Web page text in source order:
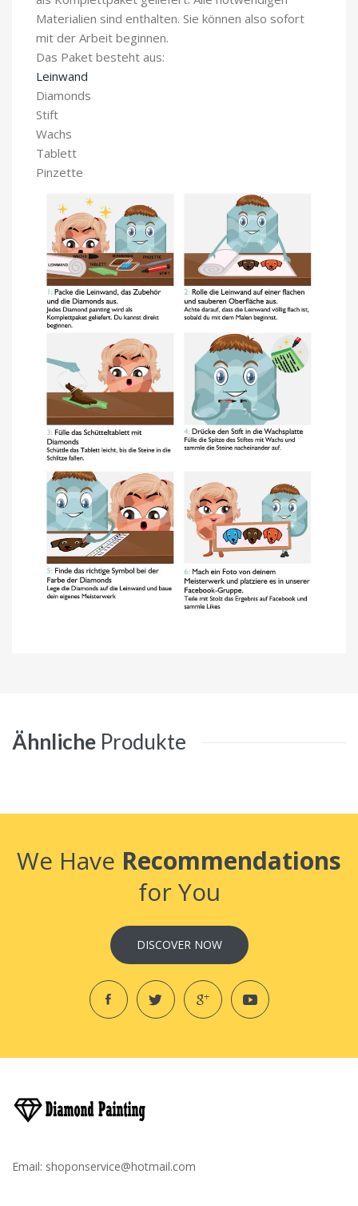
Materialien sind enthalten. Sie können also sofort
mit der Arbeit beginnen.
Das Paket besteht aus:
Leinwand
Diamonds
Stift
Wachs
Tablett
Pinzette
Ähnliche Produkte
We Have Recommendations
for You
DISCOVER NOW
Email: shoponservice@hotmail.com